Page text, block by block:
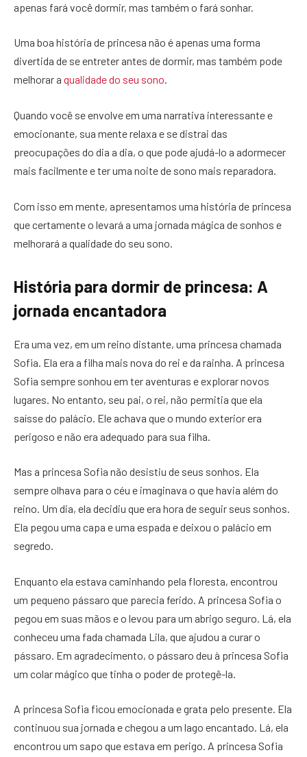
apenas fará você dormir, mas também o fará sonhar.
Uma boa história de princesa não é apenas uma forma
divertida de se entreter antes de dormir, mas também pode
melhorar a qualidade do seu sono.
Quando você se envolve em uma narrativa interessante e
emocionante, sua mente relaxa e se distrai das
preocupações do dia a dia, o que pode ajudá-lo a adormecer
mais facilmente e ter uma noite de sono mais reparadora.
Com isso em mente, apresentamos uma história de princesa
que certamente o levará a uma jornada mágica de sonhos e
melhorará a qualidade do seu sono.
História para dormir de princesa: A
jornada encantadora
Era uma vez, em um reino distante, uma princesa chamada
Sofia. Ela era a filha mais nova do rei e da rainha. A princesa
Sofia sempre sonhou em ter aventuras e explorar novos
lugares. No entanto, seu pai, o rei, não permitia que ela
saísse do palácio. Ele achava que o mundo exterior era
perigoso e não era adequado para sua filha.
Mas a princesa Sofia não desistiu de seus sonhos. Ela
sempre olhava para o céu e imaginava o que havia além do
reino. Um dia, ela decidiu que era hora de seguir seus sonhos.
Ela pegou uma capa e uma espada e deixou o palácio em
segredo.
Enquanto ela estava caminhando pela floresta, encontrou
um pequeno pássaro que parecia ferido. A princesa Sofia o
pegou em suas mãos e o levou para um abrigo seguro. Lá, ela
conheceu uma fada chamada Lila, que ajudou a curar o
pássaro. Em agradecimento, o pássaro deu à princesa Sofia
um colar mágico que tinha o poder de protegê-la.
A princesa Sofia ficou emocionada e grata pelo presente. Ela
continuou sua jornada e chegou a um lago encantado. Lá, ela
encontrou um sapo que estava em perigo. A princesa Sofia